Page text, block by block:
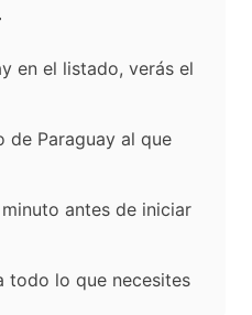
en el listado, verás el
de Paraguay al que
antes de iniciar
todo lo que necesites